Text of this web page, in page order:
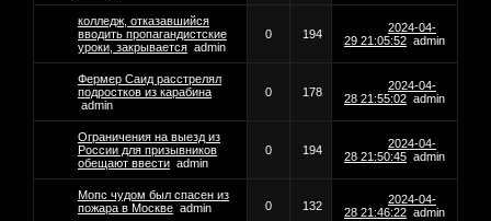
колледж, отказавшийся
вводить пропагандистские
уроки, закрывается admin
0 194
2024-04-
29 21:05:52 admin
Фермер Саид расстрелял
подростков из карабина
admin
0 178
2024-04-
28 21:55:02 admin
Ограничения на выезд из
России для призывников
обещают ввести admin
0 194
2024-04-
28 21:50:45 admin
Мопс чудом был спасен из
пожара в Москве admin 0 132
2024-04-
28 21:46:22 admin